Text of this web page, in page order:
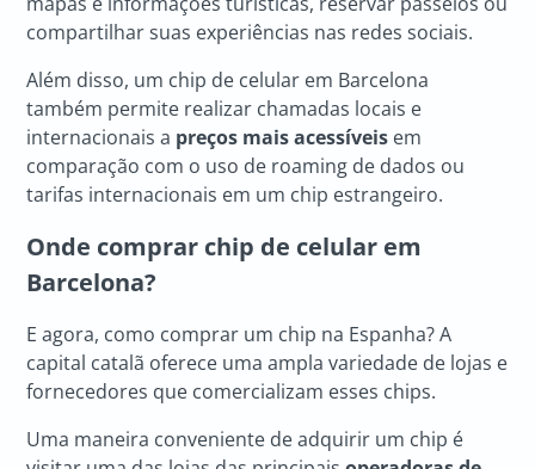
compartilhar suas experiências nas redes sociais.
Além disso, um chip de celular em Barcelona
também permite realizar chamadas locais e
internacionais a preços mais acessíveis em
comparação com o uso de roaming de dados ou
tarifas internacionais em um chip estrangeiro.
Onde comprar chip de celular em
Barcelona?
E agora, como comprar um chip na Espanha? A
capital catalã oferece uma ampla variedade de lojas e
fornecedores que comercializam esses chips.
Uma maneira conveniente de adquirir um chip é